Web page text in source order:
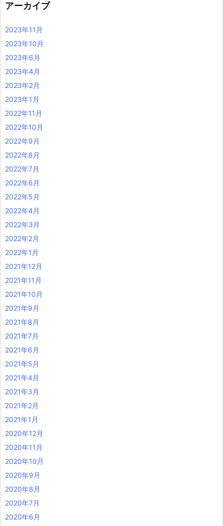
アーカイブ
2023年11月
2023年10月
2023年6月
2023年4月
2023年2月
2023年1月
2022年11月
2022年10月
2022年9月
2022年8月
2022年7月
2022年6月
2022年5月
2022年4月
2022年3月
2022年2月
2022年1月
2021年12月
2021年11月
2021年10月
2021年9月
2021年8月
2021年7月
2021年6月
2021年5月
2021年4月
2021年3月
2021年2月
2021年1月
2020年12月
2020年11月
2020年10月
2020年9月
2020年8月
2020年7月
2020年6月